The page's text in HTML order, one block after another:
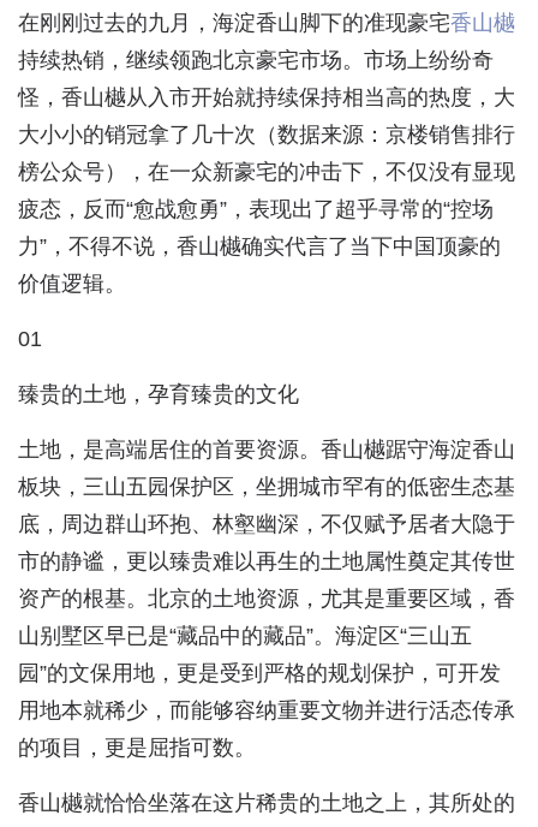
在刚刚过去的九月，海淀香山脚下的准现豪宅香山樾
持续热销，继续领跑北京豪宅市场。市场上纷纷奇
怪，香山樾从入市开始就持续保持相当高的热度，大
大小小的销冠拿了几十次（数据来源：京楼销售排行
榜公众号），在一众新豪宅的冲击下，不仅没有显现
疲态，反而“愈战愈勇”，表现出了超乎寻常的“控场
力”，不得不说，香山樾确实代言了当下中国顶豪的
价值逻辑。
01
臻贵的土地，孕育臻贵的文化
土地，是高端居住的首要资源。香山樾踞守海淀香山
板块，三山五园保护区，坐拥城市罕有的低密生态基
底，周边群山环抱、林壑幽深，不仅赋予居者大隐于
市的静谧，更以臻贵难以再生的土地属性奠定其传世
资产的根基。北京的土地资源，尤其是重要区域，香
山别墅区早已是“藏品中的藏品”。海淀区“三山五
园”的文保用地，更是受到严格的规划保护，可开发
用地本就稀少，而能够容纳重要文物并进行活态传承
的项目，更是屈指可数。
香山樾就恰恰坐落在这片稀贵的土地之上，其所处的